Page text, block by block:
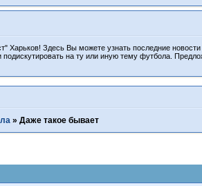
Здесь Вы можете узнать последние
на ту или иную тему футбола.
»Даже такое бывает